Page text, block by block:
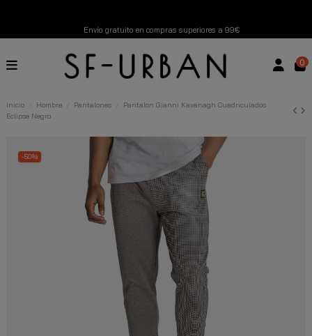
Nuevos productos disponibles esta semana
0
Inicio Hombre Pantalones
Pantalon Gianni Kavanagh Cuadriculados
Eclipse Negro
-50%